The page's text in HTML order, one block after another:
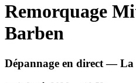
Remorquage
Barben
Dépannage en direct —La